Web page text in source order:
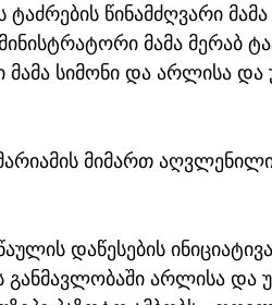
წინამძღვარი
მამა მერაბ
სიმონი და არლისა და
მიმართ
დაწესების ინიციატივა
არლისა და